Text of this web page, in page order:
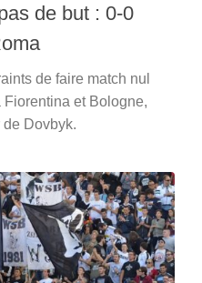
de but : 0-0
de faire match nul
Fiorentina et Bologne,
Dovbyk.